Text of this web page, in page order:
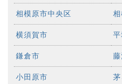
相模原市中央区
横須賀市
鎌倉市
小田原市